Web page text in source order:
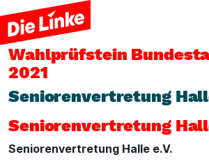
Wahlprüfstein
2021
Seniorenvertretung
Seniorenvertretung
Seniorenvertretung Halle e.V.